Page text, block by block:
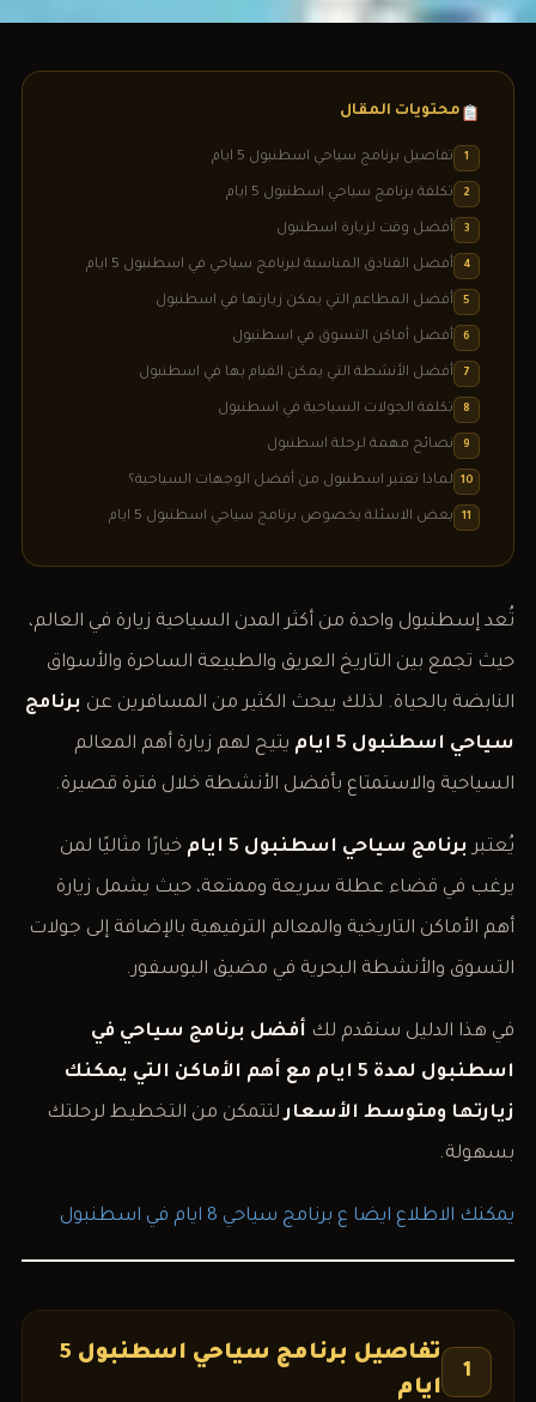
محتويات المقال
1 تفاصيل برنامج سياحي اسطنبول 5 ايام
2 تكلفة برنامج سياحي اسطنبول 5 ايام
3 أفضل وقت لزيارة اسطنبول
4 أفضل الفنادق المناسبة لبرنامج سياحي في اسطنبول 5 ايام
5 أفضل المطاعم التي يمكن زيارتها في اسطنبول
6 أفضل أماكن التسوق في اسطنبول
7 أفضل الأنشطة التي يمكن القيام بها في اسطنبول
8 تكلفة الجولات السياحية في اسطنبول
9 نصائح مهمة لرحلة اسطنبول
10 لماذا تعتبر اسطنبول من أفضل الوجهات السياحية؟
11 بعض الاسئلة بخصوص برنامج سياحي اسطنبول 5 ايام
تُعد إسطنبول واحدة من أكثر المدن السياحية زيارة في العالم،
حيث تجمع بين التاريخ العريق والطبيعة الساحرة والأسواق
النابضة بالحياة. لذلك يبحث الكثير من المسافرين عن برنامج
سياحي اسطنبول 5 ايام
يتيح لهم زيارة أهم المعالم
السياحية والاستمتاع بأفضل الأنشطة خلال فترة قصيرة.
يُعتبر برنامج سياحي اسطنبول 5 ايام
خيارًا مثاليًا لمن
يرغب في قضاء عطلة سريعة وممتعة، حيث يشمل زيارة
أهم الأماكن التاريخية والمعالم الترفيهية بالإضافة إلى جولات
التسوق والأنشطة البحرية في مضيق البوسفور.
في هذا الدليل سنقدم لك أفضل برنامج سياحي في
اسطنبول لمدة 5
ايام مع أهم الأماكن التي يمكنك
زيارتها ومتوسط الأسعارلتتمكن من التخطيط لرحلتك
بسهولة.
يمكنك الاطلاع ايضا ع برنامج سياحي 8 ايام في اسطنبول
1
تفاصيل برنامج سياحي اسطنبول 5
ايام